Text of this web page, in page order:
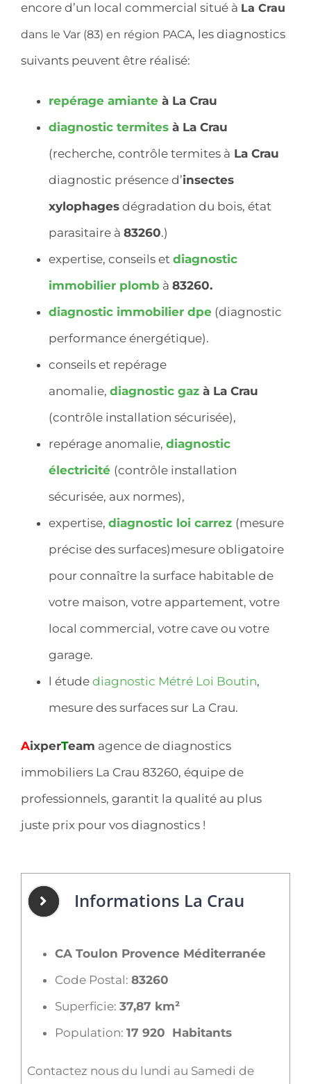
encore d’un local commercial situé à La Crau
dans le Var (83) en région PACA, les diagnostics
suivants peuvent être réalisé:
repérage amiante à La Crau
diagnostic termites à La Crau
(recherche, contrôle termites à La Crau
diagnostic présence d’insectes
xylophages dégradation du bois, état
parasitaire à 83260.)
expertise, conseils et diagnostic
immobilier plomb à 83260.
diagnostic immobilier dpe (diagnostic
performance énergétique).
conseils et repérage
anomalie, diagnostic gaz à La Crau
(contrôle installation sécurisée),
repérage anomalie, diagnostic
électricité (contrôle installation
sécurisée, aux normes),
expertise, diagnostic loi carrez (mesure
précise des surfaces)mesure obligatoire
pour connaître la surface habitable de
votre maison, votre appartement, votre
local commercial, votre cave ou votre
garage.
l étude diagnostic Métré Loi Boutin,
mesure des surfaces sur La Crau.
AixperTeam agence de diagnostics
immobiliers La Crau 83260, équipe de
professionnels, garantit la qualité au plus
juste prix pour vos diagnostics !
Informations La Crau
CA Toulon Provence Méditerranée
Code Postal: 83260
Superficie: 37,87 km²
Population: 17 920 Habitants
Contactez nous du lundi au Samedi de